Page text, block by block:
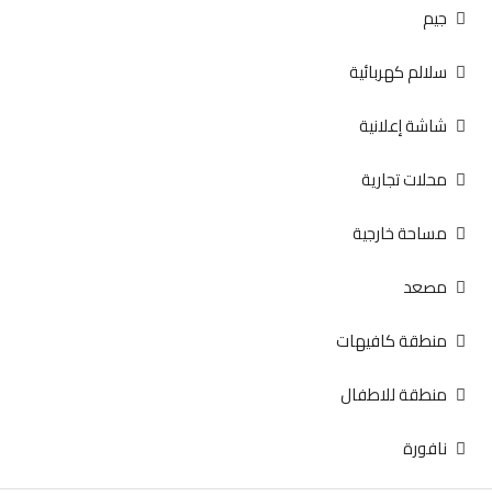
جيم
سلالم كهربائية
شاشة إعلانية
محلات تجارية
مساحة خارجية
مصعد
منطقة كافيهات
منطقة للاطفال
نافورة